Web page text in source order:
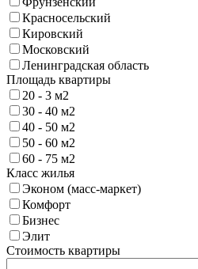
Красносельский
Кировский
Московский
Ленинградская область
Площадь квартиры
20 - 3 м2
30 - 40 м2
40 - 50 м2
50 - 60 м2
60 - 75 м2
Класс жилья
Эконом (масс-маркет)
Комфорт
Бизнес
Элит
Стоимость квартиры